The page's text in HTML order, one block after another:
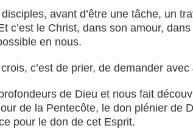
avant d’être une tâche, un
c’est le Christ, dans son amour,
en nous.
c’est de prier, de demander
de Dieu et nous fait
de la Pentecôte, le don plénier de
pour le don de cet Esprit.